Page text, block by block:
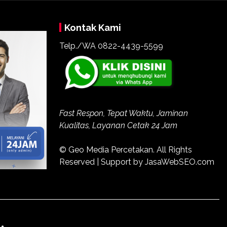
Kontak Kami
Telp./WA 0822-4439-5599
Fast Respon, Tepat Waktu, Jaminan
Kualitas, Layanan Cetak 24 Jam
© Geo Media Percetakan. All Rights
Reserved | Support by JasaWebSEO.com